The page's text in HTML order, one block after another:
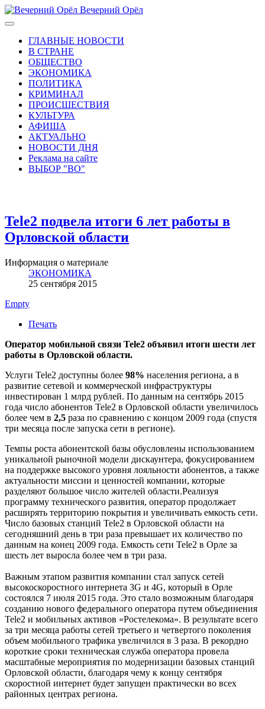
Вечерний Орёл
ГЛАВНЫЕ НОВОСТИ
В СТРАНЕ
ОБЩЕСТВО
ЭКОНОМИКА
ПОЛИТИКА
КРИМИНАЛ
ПРОИСШЕСТВИЯ
КУЛЬТУРА
АФИША
АКТУАЛЬНО
НОВОСТИ ДНЯ
Реклама на сайте
ВЫБОР "ВО"
Tele2 подвела итоги 6 лет работы в
Орловской области
Информация о материале
ЭКОНОМИКА
25 сентября 2015
Empty
Печать
Оператор мобильной связи Tele2 объявил итоги шести лет
работы в Орловской области.
Услуги Tele2 доступны более 98% населения региона, а в
развитие сетевой и коммерческой инфраструктуры
инвестирован 1 млрд рублей. По данным на сентябрь 2015
года число абонентов Tele2 в Орловской области увеличилось
более чем в 2,5 раза по сравнению с концом 2009 года (спустя
три месяца после запуска сети в регионе).
Темпы роста абонентской базы обусловлены использованием
уникальной рыночной модели дискаунтера, фокусированием
на поддержке высокого уровня лояльности абонентов, а также
актуальности миссии и ценностей компании, которые
разделяют большое число жителей области.Реализуя
программу технического развития, оператор продолжает
расширять территорию покрытия и увеличивать емкость сети.
Число базовых станций Tele2 в Орловской области на
сегодняшний день в три раза превышает их количество по
данным на конец 2009 года. Емкость сети Tele2 в Орле за
шесть лет выросла более чем в три раза.
Важным этапом развития компании стал запуск сетей
высокоскоростного интернета 3G и 4G, который в Орле
состоялся 7 июля 2015 года. Это стало возможным благодаря
созданию нового федерального оператора путем объединения
Tele2 и мобильных активов «Ростелекома». В результате всего
за три месяца работы сетей третьего и четвертого поколения
объем мобильного трафика увеличился в 3 раза. В рекордно
короткие сроки техническая служба оператора провела
масштабные мероприятия по модернизации базовых станций
Орловской области, благодаря чему к концу сентября
скоростной интернет будет запущен практически во всех
районных центрах региона.